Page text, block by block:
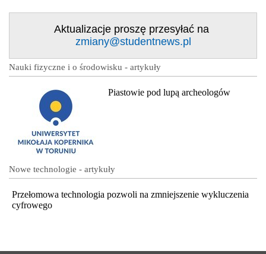
Aktualizacje proszę przesyłać na
zmiany@studentnews.pl
Nauki fizyczne i o środowisku - artykuły
Piastowie pod lupą archeologów
Nowe technologie - artykuły
Przełomowa technologia pozwoli na zmniejszenie wykluczenia
cyfrowego